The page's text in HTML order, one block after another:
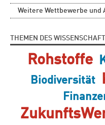
Weitere Wettbewerbe und
THEMEN DES
Rohstoffe
Biodiversität